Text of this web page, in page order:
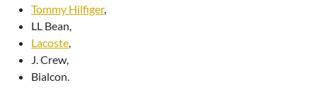
Tommy Hilfiger,
LL Bean,
Lacoste
J. Crew,
Bialcon.